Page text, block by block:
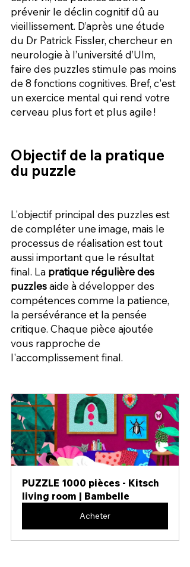
prévenir le déclin cognitif dû au
vieillissement. D’après une étude
du Dr Patrick Fissler, chercheur en
neurologie à l’université d’Ulm,
faire des puzzles stimule pas moins
de 8 fonctions cognitives. Bref, c'est
un exercice mental qui rend votre
cerveau plus fort et plus agile !
Objectif de la pratique
du puzzle
L'objectif principal des puzzles est
de compléter une image, mais le
processus de réalisation est tout
aussi important que le résultat
final. La pratique régulière des
puzzles aide à développer des
compétences comme la patience,
la persévérance et la pensée
critique. Chaque pièce ajoutée
vous rapproche de
l'accomplissement final.
PUZZLE 1000 pièces - Kitsch
living room | Bambelle
Acheter